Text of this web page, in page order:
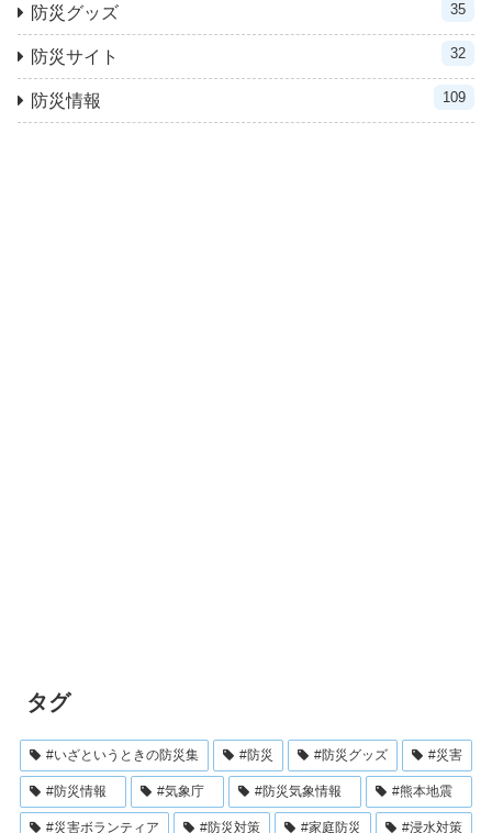
防災グッズ 35
防災サイト 32
防災情報 109
タグ
#いざというときの防災集 #防災 #防災グッズ #災害
#防災情報 #気象庁 #防災気象情報 #熊本地震
#災害ボランティア #防災対策 #家庭防災 #浸水対策